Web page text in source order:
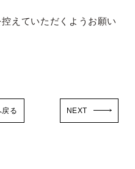
えていただくようお願い
NEXT
る